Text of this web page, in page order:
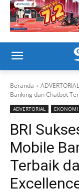
Beranda ADVERTORIAL
Banking dan Chatbot
ADVERTORIAL EKONOMI
BRI
Mobile
Terbaik